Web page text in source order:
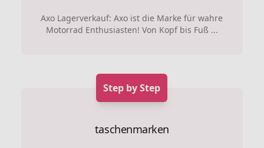
Axo Lagerverkauf: Axo ist die Marke für wahre
Motorrad Enthusiasten! Von Kopf bis Fuß ...
Step by Step
taschenmarken